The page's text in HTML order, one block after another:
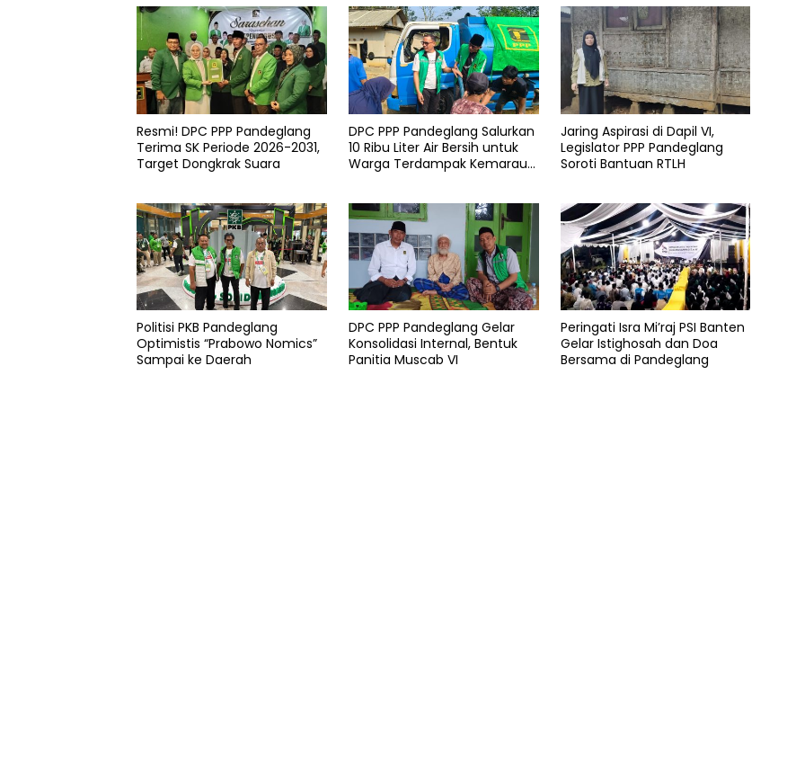
Resmi! DPC PPP Pandeglang
Terima SK Periode 2026-2031,
Target Dongkrak Suara
DPC PPP Pandeglang Salurkan
10 Ribu Liter Air Bersih untuk
Warga Terdampak Kemarau
Jaring Aspirasi di Dapil VI,
Legislator PPP Pandeglang
Soroti Bantuan RTLH
Politisi PKB Pandeglang
Optimistis “Prabowo Nomics”
Sampai ke Daerah
DPC PPP Pandeglang Gelar
Konsolidasi Internal, Bentuk
Panitia Muscab VI
Peringati Isra Mi’raj PSI Banten
Gelar Istighosah dan Doa
Bersama di Pandeglang